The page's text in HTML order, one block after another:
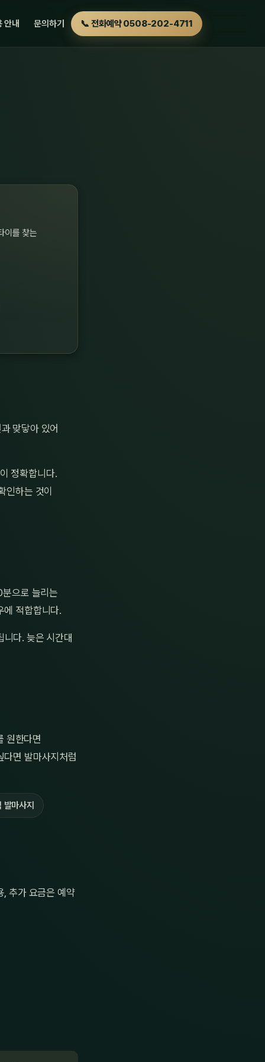
안내 문의하기 📞 전화예약 0508-202-4711
이를 찾는
맞닿아 있어
정확합니다.
인하는 것이
으로 늘리는
에 적합합니다.
다. 늦은 시간대
원한다면
다면 발마사지처럼
발마사지
, 추가 요금은 예약